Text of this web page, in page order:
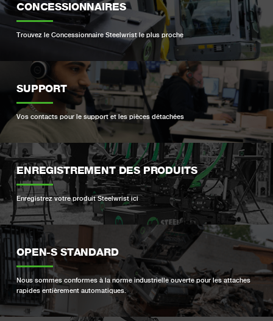
CONCESSIONNAIRES
Trouvez le Concessionnaire Steelwrist le plus proche
SUPPORT
Vos contacts pour le support et les pièces détachées
ENREGISTREMENT DES PRODUITS
Enregistrez votre produit Steelwrist ici
OPEN-S STANDARD
Nous sommes conformes à la norme industrielle ouverte pour les attaches
rapides entièrement automatiques.